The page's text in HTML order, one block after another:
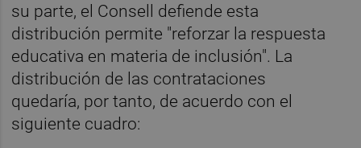
su parte, el Consell defiende esta
distribución permite "reforzar la respuesta
educativa en materia de inclusión". La
distribución de las contrataciones
quedaría, por tanto, de acuerdo con el
siguiente cuadro: